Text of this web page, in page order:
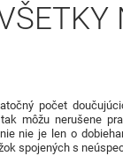
počet
môžu nerušene
nie je len o
spojených s